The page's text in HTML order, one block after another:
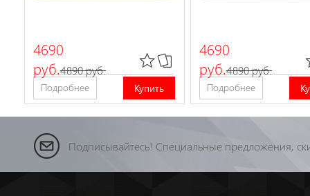
4690
руб.4890 руб.
Подробнее Купить
4690
руб.4890 руб.
Подробнее
Подписывайтесь! Специальные предложения,